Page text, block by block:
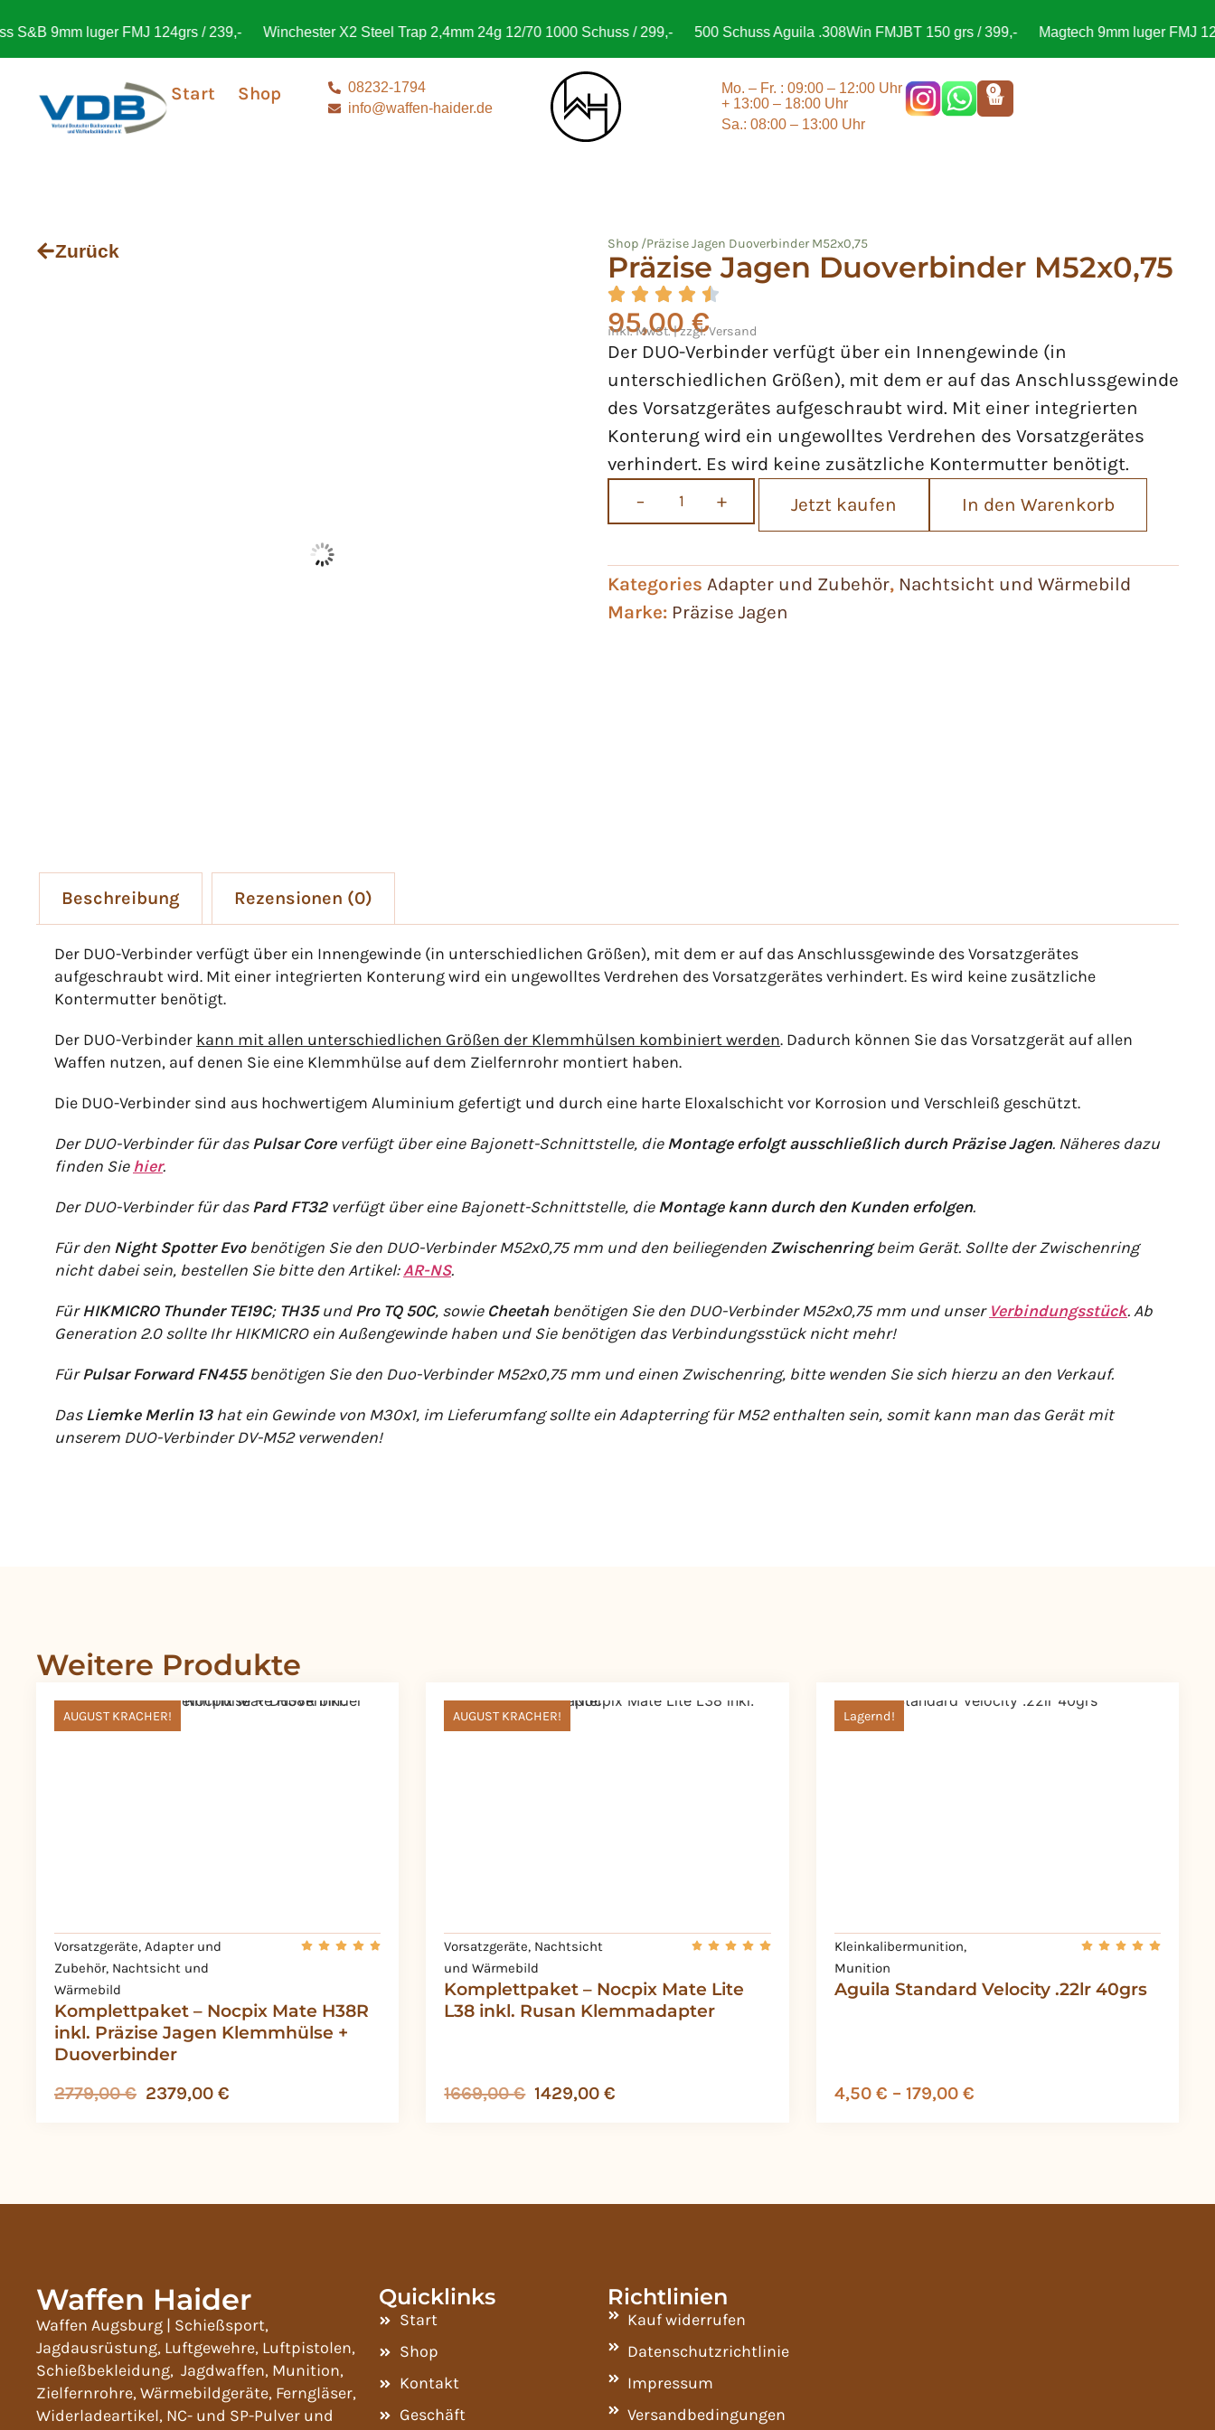
9mm luger FMJ 124grs / 239,- Winchester X2 Steel Trap 2,4mm 24g 12/70 1000 Schuss / 299,- 500 Schuss Aguila .308Win FMJBT 150 grs / 399,- Magtech 9mm luger FMJ 124gr
Start Shop
08232-1794
info@waffen-haider.de
Mo. – Fr. : 09:00 – 12:00 Uhr
+ 13:00 – 18:00 Uhr
Sa.: 08:00 – 13:00 Uhr
0
Präzise Jagen Duoverbinder M52x0,75
95,00€
inkl. MwSt. | zzgl. Versand
Der DUO-Verbinder verfügt über ein Innengewinde (in
unterschiedlichen Größen), mit dem er auf das Anschlussgewinde
des Vorsatzgerätes aufgeschraubt wird. Mit einer integrierten
Konterung wird ein ungewolltes Verdrehen des Vorsatzgerätes
verhindert. Es wird keine zusätzliche Kontermutter benötigt.
−
+ Jetzt kaufen In den Warenkorb
Shop /Präzise Jagen Duoverbinder M52x0,75
Kategories Adapter und Zubehör, Nachtsicht und Wärmebild
Marke: Präzise Jagen
Zurück
Beschreibung Rezensionen (0)
Der DUO-Verbinder verfügt über ein Innengewinde (in unterschiedlichen Größen), mit dem er auf das Anschlussgewinde des Vorsatzgerätes
aufgeschraubt wird. Mit einer integrierten Konterung wird ein ungewolltes Verdrehen des Vorsatzgerätes verhindert. Es wird keine zusätzliche
Kontermutter benötigt.
Der DUO-Verbinder kann mit allen unterschiedlichen Größen der Klemmhülsen kombiniert werden. Dadurch können Sie das Vorsatzgerät auf allen
Waffen nutzen, auf denen Sie eine Klemmhülse auf dem Zielfernrohr montiert haben.
Die DUO-Verbinder sind aus hochwertigem Aluminium gefertigt und durch eine harte Eloxalschicht vor Korrosion und Verschleiß geschützt.
Der DUO-Verbinder für dasPulsar Coreverfügt über eine Bajonett-Schnittstelle, dieMontage erfolgt ausschließlich durch Präzise Jagen. Näheres dazu
finden Siehier.
Der DUO-Verbinder für dasPard FT32verfügt über eine Bajonett-Schnittstelle, dieMontage kann durch den Kunden erfolgen.
Für den Night Spotter Evobenötigen Sie den DUO-Verbinder M52x0,75 mm und den beiliegenden Zwischenringbeim Gerät. Sollte der Zwischenring
nicht dabei sein, bestellen Sie bitte den Artikel:AR-NS.
FürHIKMICRO Thunder TE19C; TH35undPro TQ 50C, sowieCheetah benötigen Sie den DUO-Verbinder M52x0,75 mm und unser Verbindungsstück. Ab
Generation 2.0 sollte Ihr HIKMICRO ein Außengewinde haben und Sie benötigen das Verbindungsstück nicht mehr!
FürPulsar Forward FN455benötigen Sie den Duo-Verbinder M52x0,75 mm und einen Zwischenring, bitte wenden Sie sich hierzu an den Verkauf.
DasLiemke Merlin 13hat ein Gewinde von M30x1, im Lieferumfang sollte ein Adapterring für M52 enthalten sein, somit kann man das Gerät mit
unserem DUO-Verbinder DV-M52 verwenden!
Weitere Produkte
Komplettpaket – Nocpix Mate H38R
inkl. Präzise Jagen Klemmhülse +
Duoverbinder
AUGUST KRACHER!
Vorsatzgeräte, Adapter und
Zubehör, Nachtsicht und
Wärmebild
2779,00€ 2379,00 €
Komplettpaket – Nocpix Mate Lite
L38 inkl. Rusan Klemmadapter
AUGUST KRACHER!
Vorsatzgeräte, Nachtsicht
und Wärmebild
1669,00€ 1429,00€
Aguila Standard Velocity .22lr 40grs
Lagernd!
Kleinkalibermunition,
Munition
4,50 € – 179,00 €
Waffen Haider
Waffen Augsburg | Schießsport,
Jagdausrüstung, Luftgewehre, Luftpistolen,
Schießbekleidung, Jagdwaffen, Munition,
Zielfernrohre, Wärmebildgeräte, Ferngläser,
Widerladeartikel, NC- und SP-Pulver und
Quicklinks
Start
Shop
Kontakt
Geschäft
Richtlinien
Kauf widerrufen
Datenschutzrichtlinie
Impressum
Versandbedingungen